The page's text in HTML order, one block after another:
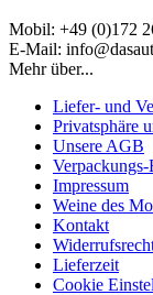
Mobil: +49 (0)172
E-Mail:
Mehr über...
Liefer- und
Privatsphäre
Unsere AGB
Verpackungs-
Impressum
Weine des
Kontakt
Lieferzeit
Cookie